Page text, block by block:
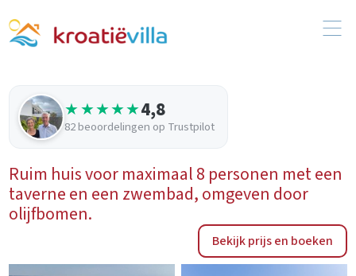
★★★★★4,8
82 beoordelingen op Trustpilot
Ruim huis voor maximaal 8 personen met een
taverne en een zwembad, omgeven door
olijfbomen.
Bekijk prijs en boeken